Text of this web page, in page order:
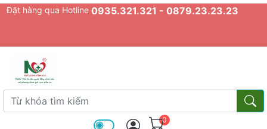
Đặt hàng qua Hotline 0935.321.321 - 0879.23.23.23
Từ khóa tìm kiếm
Từ
0